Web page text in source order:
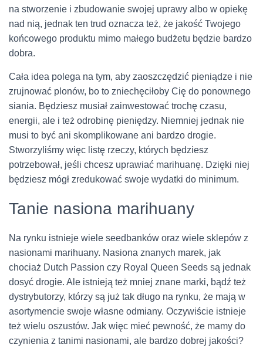
na stworzenie i zbudowanie swojej uprawy albo w opiekę
nad nią, jednak ten trud oznacza też, że jakość Twojego
końcowego produktu mimo małego budżetu będzie bardzo
dobra.
Cała idea polega na tym, aby zaoszczędzić pieniądze i nie
zrujnować plonów, bo to zniechęciłoby Cię do ponownego
siania. Będziesz musiał zainwestować trochę czasu,
energii, ale i też odrobinę pieniędzy. Niemniej jednak nie
musi to być ani skomplikowane ani bardzo drogie.
Stworzyliśmy więc listę rzeczy, których będziesz
potrzebował, jeśli chcesz uprawiać marihuanę. Dzięki niej
będziesz mógł zredukować swoje wydatki do minimum.
Tanie nasiona marihuany
Na rynku istnieje wiele seedbanków oraz wiele sklepów z
nasionami marihuany. Nasiona znanych marek, jak
chociaż Dutch Passion czy Royal Queen Seeds są jednak
dosyć drogie. Ale istnieją też mniej znane marki, bądź też
dystrybutorzy, którzy są już tak długo na rynku, że mają w
asortymencie swoje własne odmiany. Oczywiście istnieje
też wielu oszustów. Jak więc mieć pewność, że mamy do
czynienia z tanimi nasionami, ale bardzo dobrej jakości?